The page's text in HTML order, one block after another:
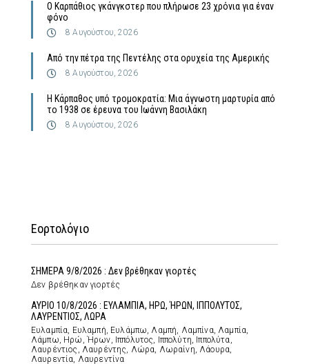
Ο Καρπάθιος γκάνγκστερ που πλήρωσε 23 χρόνια για έναν
φόνο
8 Αυγούστου, 2026
Από την πέτρα της Πεντέλης στα ορυχεία της Αμερικής
8 Αυγούστου, 2026
Η Κάρπαθος υπό τρομοκρατία: Μια άγνωστη μαρτυρία από
το 1938 σε έρευνα του Ιωάννη Βασιλάκη
8 Αυγούστου, 2026
Εορτολόγιο
ΣΗΜΕΡΑ 9/8/2026 : Δεν βρέθηκαν γιορτές
Δεν βρέθηκαν γιορτές
ΑΥΡΙΟ 10/8/2026 : ΕΥΛΑΜΠΙΑ, ΗΡΩ, ΉΡΩΝ, ΙΠΠΟΛΥΤΟΣ,
ΛΑΥΡΕΝΤΙΟΣ, ΛΩΡΑ
Ευλαμπία, Ευλαμπή, Ευλάμπω, Λαμπή, Λαμπίνα, Λαμπία,
Λάμπω, Ηρώ, Ήρων, Ιππόλυτος, Ιππολύτη, Ιππολύτα,
Λαυρέντιος, Λαυρέντης, Λώρα, Λωραίνη, Λάουρα,
Λαυρεντία, Λαυρεντίνα